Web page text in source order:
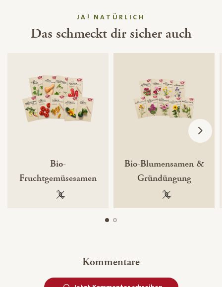
JA! NATÜRLICH
Das schmeckt dir sicher auch
Bio-
Fruchtgemüsesamen
100 % gentechnikfrei
Bio-Blumensamen &
Gründüngung
100 %
Kommentare